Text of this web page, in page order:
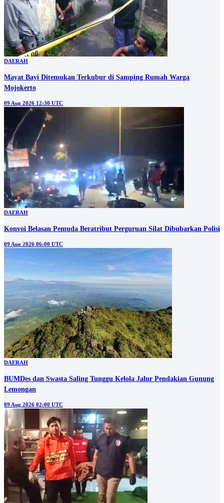
DAERAH
Mayat Bayi Ditemukan Terkubur di Samping Rumah Warga
Mojokerto
09 Aug 2026 12:30 UTC
DAERAH
Konvoi Belasan Pemuda Beratribut Perguruan Silat Dibubarkan Polisi
09 Aug 2026 06:00 UTC
DAERAH
BUMDes dan Swasta Saling Tunggu Kelola Jalur Pendakian Gunung
Lemongan
09 Aug 2026 02:00 UTC